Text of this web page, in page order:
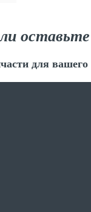
оставьте
для вашего